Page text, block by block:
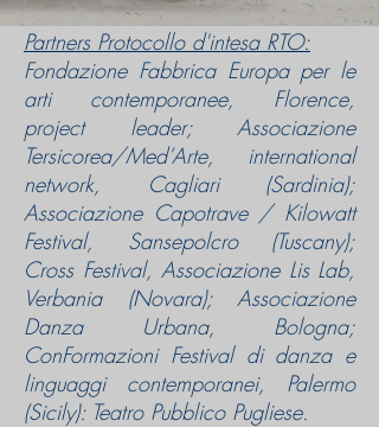
Partners Protocollo d'intesa RTO:
Fondazione Fabbrica Europa per le
arti contemporanee, Florence,
project leader; Associazione
Tersicorea/Med’Arte, international
network, Cagliari (Sardinia);
Associazione Capotrave / Kilowatt
Festival, Sansepolcro (Tuscany);
Cross Festival, Associazione Lis Lab,
Verbania (Novara); Associazione
Danza Urbana, Bologna;
ConFormazioni Festival di danza e
linguaggi contemporanei, Palermo
(Sicily): Teatro Pubblico Pugliese.